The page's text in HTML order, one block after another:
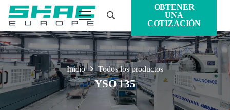
OBTENER
UNA
COTIZACIÓN
Inicio Todos los productos
YSO 135